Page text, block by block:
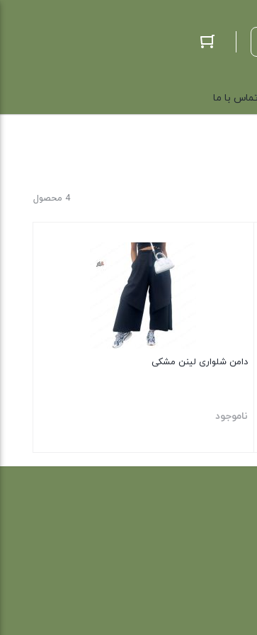
تماس با ما
4 محصول
دامن شلواری لینن مشکی
ناموجود